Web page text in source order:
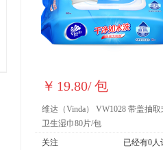
￥ 19.80/包
维达（Vinda） VW1028 带盖抽取
卫生湿巾80片/包
关注
已经有0人